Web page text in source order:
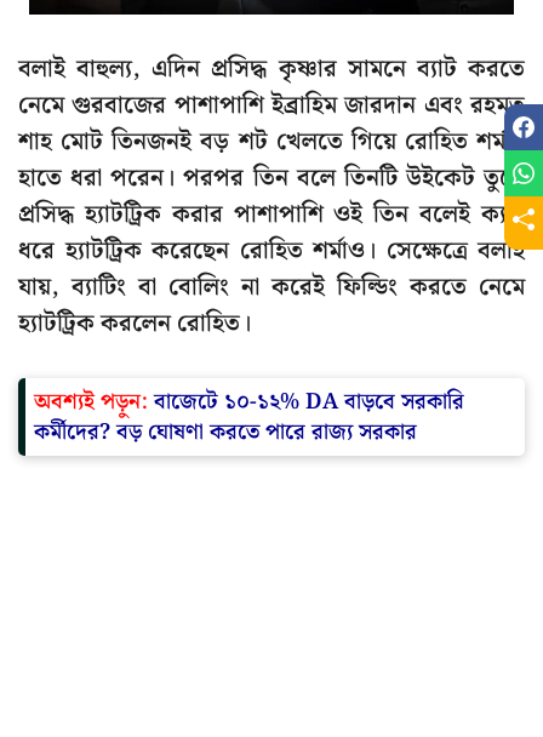
বলাই বাহুল্য, এদিন প্রসিদ্ধ কৃষ্ণার সামনে ব্যাট করতে
নেমে গুরবাজের পাশাপাশি ইব্রাহিম জারদান এবং রহমত
শাহ মোট তিনজনই বড় শট খেলতে গিয়ে রোহিত শর্মার
হাতে ধরা পরেন। পরপর তিন বলে তিনটি উইকেট তুলে
প্রসিদ্ধ হ্যাটট্রিক করার পাশাপাশি ওই তিন বলেই ক্যাচ
ধরে হ্যাটট্রিক করেছেন রোহিত শর্মাও। সেক্ষেত্রে বলাই
যায়, ব্যাটিং বা বোলিং না করেই ফিল্ডিং করতে নেমে
হ্যাটট্রিক করলেন রোহিত।
অবশ্যই পড়ুন:বাজেটে ১০-১২% DA বাড়বে সরকারি
কর্মীদের? বড় ঘোষণা করতে পারে রাজ্য সরকার